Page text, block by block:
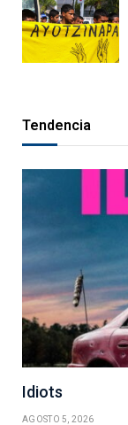
Tendencia
Idiots
AGOSTO 5, 2026